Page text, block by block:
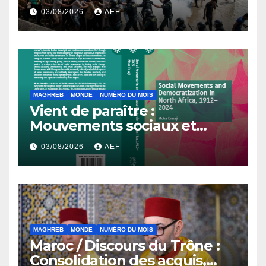
l’Avenir
03/08/2026 AEF
MAGHREB MONDE NUMÉRO DU MOIS
Vient de paraître :
Mouvements sociaux et
démocratisation en Afrique
du Nord, 1912-2024
03/08/2026 AEF
MAGHREB MONDE NUMÉRO DU MOIS
Maroc / Discours du Trône :
Consolidation des acquis,